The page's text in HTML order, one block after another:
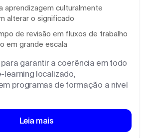
aprendizagem culturalmente
alterar o significado
de revisão em fluxos de trabalho
em grande escala
garantir a coerência em todo
learning localizado,
programas de formação a nível
Leia mais